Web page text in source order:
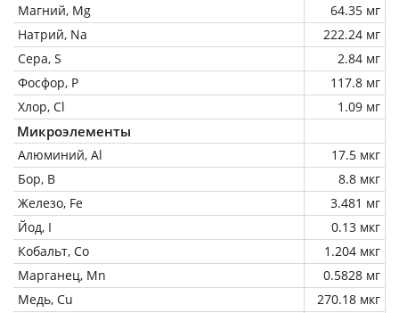
Магний, Mg
64.35 мг
Натрий, Na
222.24 мг
Сера, S
2.84 мг
Фосфор, P
117.8 мг
Хлор, Cl
1.09 мг
Микроэлементы
Алюминий, Al
17.5 мкг
Бор, B
8.8 мкг
Железо, Fe
3.481 мг
Йод, I
0.13 мкг
Кобальт, Co
1.204 мкг
Марганец, Mn
0.5828 мг
Медь, Cu
270.18 мкг